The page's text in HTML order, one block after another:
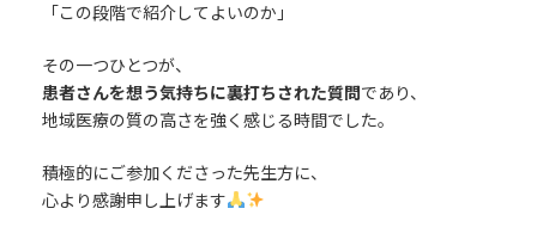
「この段階で紹介してよいのか」
その一つひとつが、
患者さんを想う気持ちに裏打ちされた質問であり、
地域医療の質の高さを強く感じる時間でした。
積極的にご参加くださった先生方に、
心より感謝申し上げます